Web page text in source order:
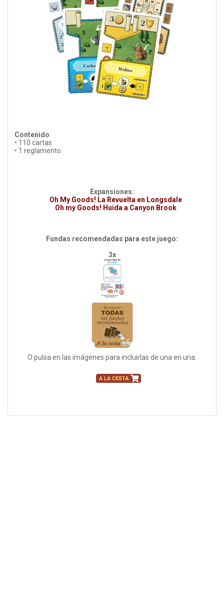
Contenido
• 110 cartas
• 1 reglamento.
Expansiones:
Oh My Goods! La Revuelta en Longsdale
Oh my Goods! Huida a Canyon Brook
Fundas recomendadas para este juego:
3x
O pulsa en las imágenes para incluirlas de una en una.